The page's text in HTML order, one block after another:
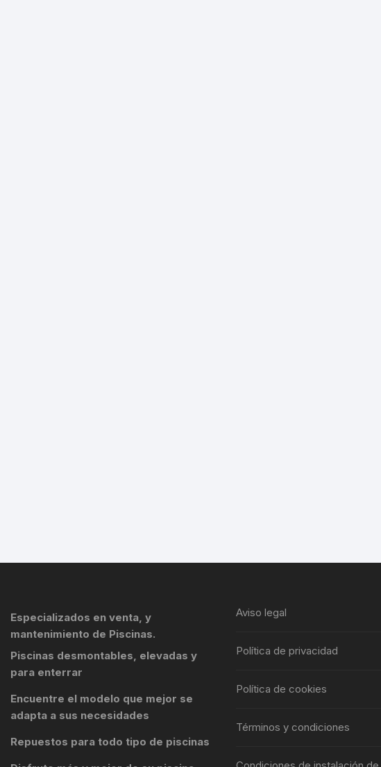
Especializados en venta, y
mantenimiento de Piscinas.
Piscinas desmontables, elevadas y
para enterrar
Encuentre el modelo que mejor se
adapta a sus necesidades
Repuestos para todo tipo de piscinas
Aviso legal
Política de privacidad
Política de cookies
Términos y condiciones